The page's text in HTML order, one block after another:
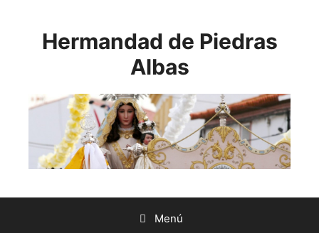
contenidoHermandad de Piedras
Albas
Menú